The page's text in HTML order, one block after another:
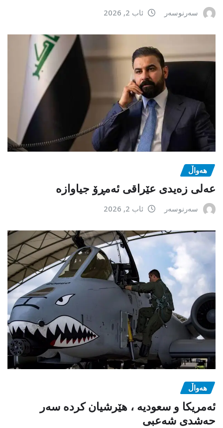
سەرنوسەر ئاب 2, 2026
هەواڵ
عەلی زەیدی عێراقی ئەمڕۆ جیاوازە
سەرنوسەر ئاب 2, 2026
هەواڵ
ئەمریکا و سعودیە ، هێرشیان کردە سەر
حەشدی شەعبی